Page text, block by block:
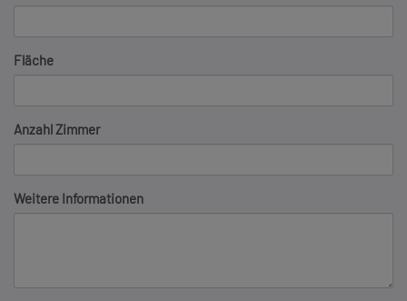
Fläche
Anzahl Zimmer
Weitere Informationen